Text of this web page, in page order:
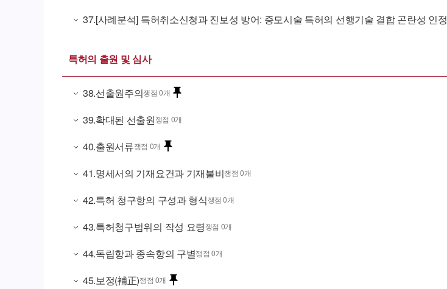
37.[사례분석] 특허취소신청과 진보성 방어: 증모시술 특허의 선행기술 결합 곤란성 인정
특허의 출원 및 심사
38.선출원주의쟁점 0개
39.확대된 선출원쟁점 0개
40.출원서류쟁점 0개
41.명세서의 기재요건과 기재불비쟁점 0개
42.특허 청구항의 구성과 형식쟁점 0개
43.특허청구범위의 작성 요령쟁점 0개
44.독립항과 종속항의 구별쟁점 0개
45.보정(補正)쟁점 0개